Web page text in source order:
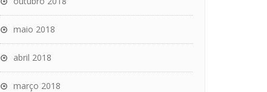
maio 2018
abril 2018
março 2018